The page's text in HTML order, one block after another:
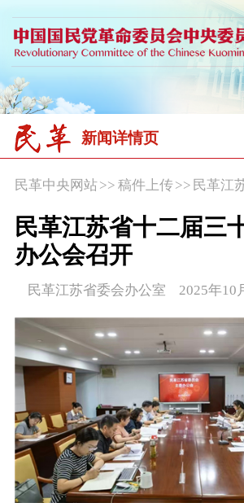
新闻详情页
民革中央网站>> 稿件上传 >> 民革江
民革江苏省十二届三
办公会召开
民革江苏省委会办公室 2025年10